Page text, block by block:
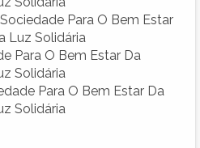
Para O Bem Estar
Luz Solidária
Para O Bem Estar Da
Solidária
Para O Bem Estar Da
Solidária